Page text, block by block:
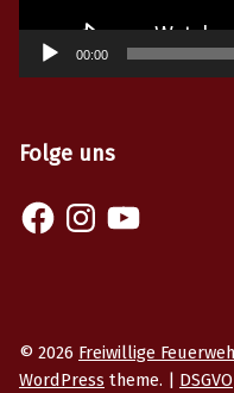
00:00
Folge uns
FacebookInstagram
© 2026 Freiwillige
WordPress theme. DSGVO